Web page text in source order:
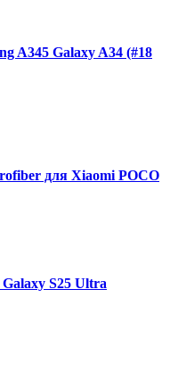
A345 Galaxy A34 (#18
для Xiaomi POCO
S25 Ultra